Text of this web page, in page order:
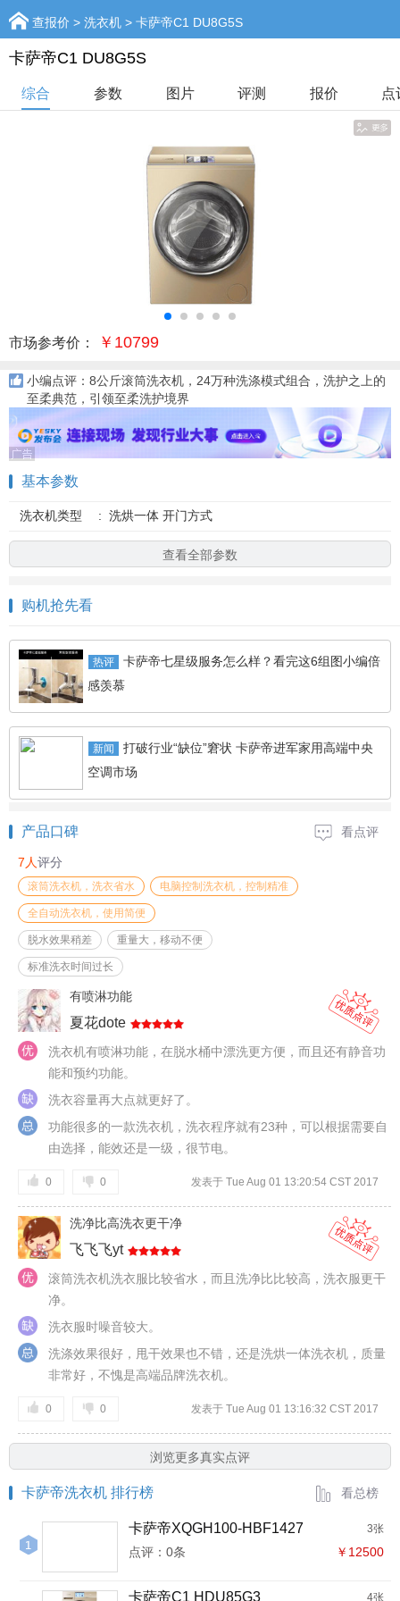
查报价 > 洗衣机 > 卡萨帝C1 DU8G5S
卡萨帝C1 DU8G5S
综合 参数 图片 评测 报价 点
市场参考价： ￥10799
小编点评：8公斤滚筒洗衣机，24万种洗涤模式组合，洗护之上的
至柔典范，引领至柔洗护境界
基本参数
洗衣机类型 : 洗烘一体 开门方式
查看全部参数
购机抢先看
热评
卡萨帝七星级服务怎么样？看完这6组图小编倍
感羡慕
新闻
打破行业“缺位”窘状 卡萨帝进军家用高端中央
空调市场
产品口碑 看点评
7人评分
滚筒洗衣机，洗衣省水 电脑控制洗衣机，控制精准
全自动洗衣机，使用简便
脱水效果稍差 重量大，移动不便
标准洗衣时间过长
有喷淋功能
夏花dote
洗衣机有喷淋功能，在脱水桶中漂洗更方便，而且还有静音功
能和预约功能。
洗衣容量再大点就更好了。
功能很多的一款洗衣机，洗衣程序就有23种，可以根据需要自
由选择，能效还是一级，很节电。
0 0 发表于 Tue Aug 01 13:20:54 CST 2017
洗净比高洗衣更干净
飞飞飞yt
滚筒洗衣机洗衣服比较省水，而且洗净比比较高，洗衣服更干
净。
洗衣服时噪音较大。
洗涤效果很好，甩干效果也不错，还是洗烘一体洗衣机，质量
非常好，不愧是高端品牌洗衣机。
0 0 发表于 Tue Aug 01 13:16:32 CST 2017
浏览更多真实点评
卡萨帝洗衣机 排行榜 看总榜
卡萨帝XQGH100-HBF1427 3张
点评：0条 ￥12500
卡萨帝C1 HDU85G3 4张